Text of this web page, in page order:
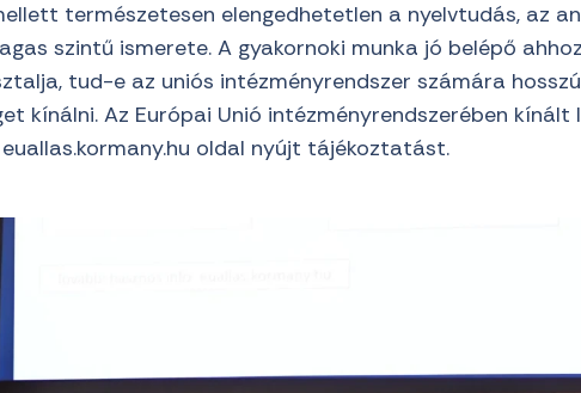
természetesen elengedhetetlen a nyelvtudás, az
szintű ismerete. A gyakornoki munka jó belépő
tud-e az uniós intézményrendszer számára
kínálni. Az Európai Unió intézményrendszerében kínált
oldal nyújt tájékoztatást.